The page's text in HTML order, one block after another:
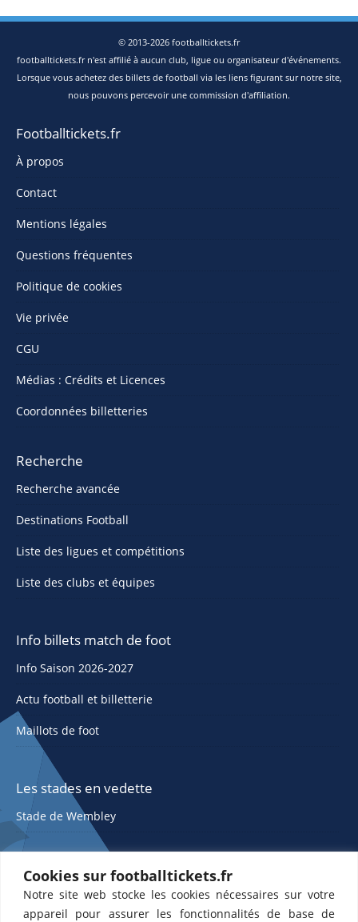
Cookies sur footballtickets.fr
Notre site web stocke les cookies nécessaires sur votre
appareil pour assurer les fonctionnalités de base de
© 2013-2026 footballtickets.fr
footballtickets.fr n'est affilié à aucun club, ligue ou organisateur d'événements.
Lorsque vous achetez des billets de football via les liens figurant sur notre site,
nous pouvons percevoir une commission d'affiliation.
Footballtickets.fr
À propos
Contact
Mentions légales
Questions fréquentes
Politique de cookies
Vie privée
CGU
Médias : Crédits et Licences
Coordonnées billetteries
Recherche
Recherche avancée
Destinations Football
Liste des ligues et compétitions
Liste des clubs et équipes
Info billets match de foot
Info Saison 2026-2027
Actu football et billetterie
Maillots de foot
Les stades en vedette
Stade de Wembley